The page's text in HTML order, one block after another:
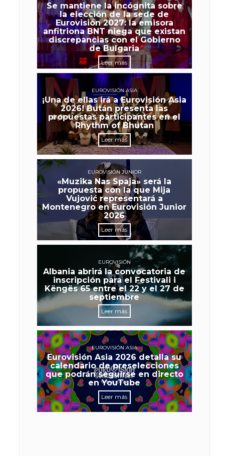
Se mantiene la incógnita sobre
la elección de la sede de
Eurovisión 2027: la emisora
anfitriona BNT niega que existan
discrepancias con el Gobierno
de Bulgaria
Leer más
EUROVISIÓN ASIA
¡Una de ellas irá a Eurovisión Asia
2026! Bután presenta las
propuestas participantes en el
Rhythm of Bhutan
Leer más
EUROVISIÓN JUNIOR
«Muzika Nas Spaja» será la
propuesta con la que Mija
Vujović representará a
Montenegro en Eurovisión Junior
2026
Leer más
EUROVISIÓN
Albania abrirá la convocatoria de
inscripción para el Festivali i
Këngës 65 entre el 22 y el 27 de
septiembre
Leer más
EUROVISIÓN ASIA
Eurovisión Asia 2026 detalla su
calendario de preselecciones
que podrán seguirse en directo
en YouTube
Leer más